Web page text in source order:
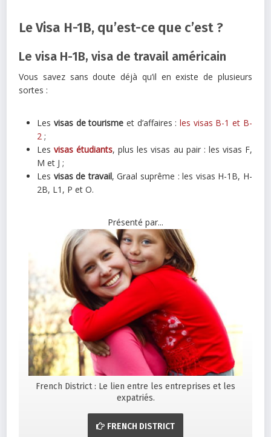
Le Visa H-1B, qu’est-ce que c’est ?
Le visa H-1B, visa de travail américain
Vous savez sans doute déjà qu’il en existe de plusieurs
sortes :
Les visas de tourisme et d’affaires :les visas B-1 et B-
2 ;
Lesvisas étudiants, plus les visas au pair : les visas F,
M et J ;
Les visas de travail, Graal suprême : les visas H-1B, H-
2B, L1, P et O.
Présenté par...
French District : Le lien entre les entreprises et les
expatriés.
FRENCH DISTRICT